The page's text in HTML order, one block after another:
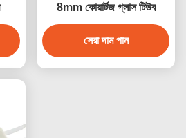
8mm কোয়ার্টজ গ্লাস টিউব
সেরা দাম পান